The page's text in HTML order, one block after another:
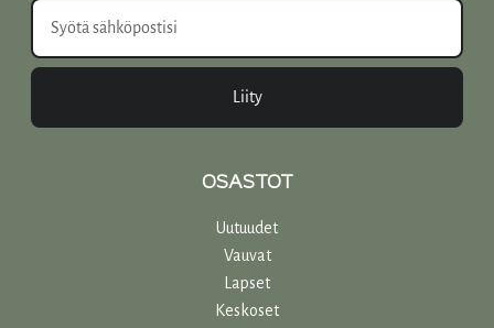
Liity
OSASTOT
Uutuudet
Vauvat
Lapset
Keskoset